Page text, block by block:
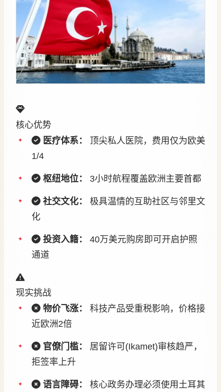
核心优势
医疗体系：
顶尖私人医院，费用仅为欧美
1/4
枢纽地位： 3小时航程覆盖欧洲主要首都
社交文化：
极具温情的互助社区与邻里文
化
投资入籍：
40万美元购房即可开启护照
通道
现实挑战
物价飞涨：
科技产品受重税影响，价格接
近欧洲2倍
官僚门槛：
居留许可(Ikamet)审核趋严，
拒签率上升
语言障碍： 核心政务办理必须使用土耳其